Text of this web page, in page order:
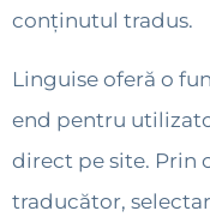
conținutul tradus.
Linguise oferă o
end pentru
direct pe site. Prin
traducător,